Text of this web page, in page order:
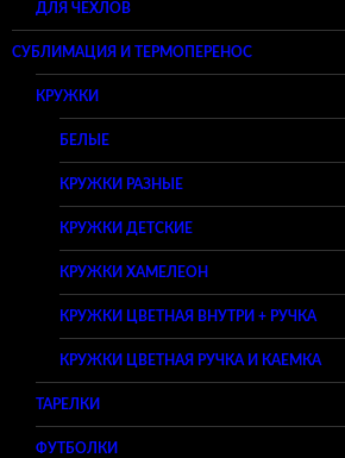
ДЛЯ ЧЕХЛОВ
СУБЛИМАЦИЯ И ТЕРМОПЕРЕНОС
КРУЖКИ
БЕЛЫЕ
КРУЖКИ РАЗНЫЕ
КРУЖКИ ДЕТСКИЕ
КРУЖКИ ХАМЕЛЕОН
КРУЖКИ ЦВЕТНАЯ ВНУТРИ + РУЧКА
КРУЖКИ ЦВЕТНАЯ РУЧКА И КАЕМКА
ТАРЕЛКИ
ФУТБОЛКИ